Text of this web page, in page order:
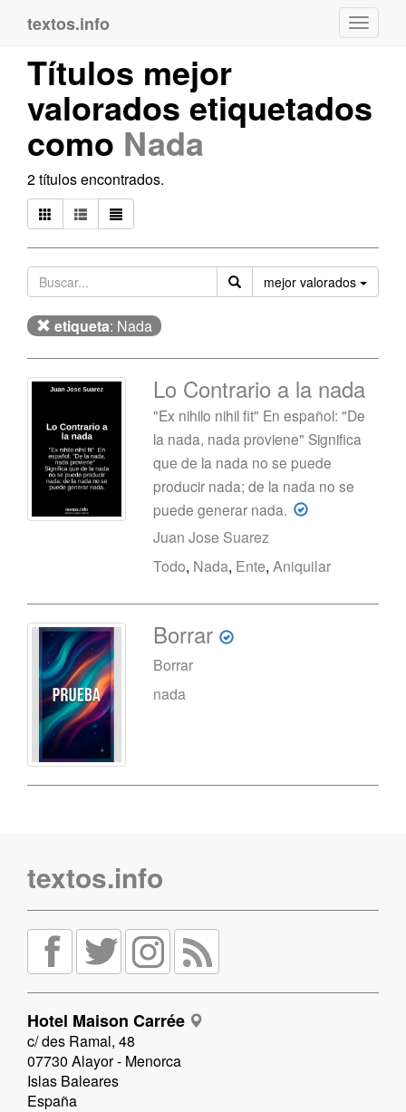
textos.info
Títulos mejor
valorados etiquetados
como Nada
2 títulos encontrados.
mejor valorados
etiqueta: Nada
Lo Contrario a la nada
"Ex nihilo nihil fit" En español: "De
la nada, nada proviene" Significa
que de la nada no se puede
producir nada; de la nada no se
puede generar nada.
Juan Jose Suarez
Todo, Nada, Ente,Aniquilar
Borrar
Borrar
nada
textos.info
Hotel Maison Carrée
c/ des Ramal, 48
07730 Alayor - Menorca
Islas Baleares
España